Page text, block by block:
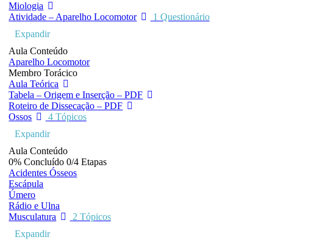
Miologia
Atividade – Aparelho Locomotor
1 Questionário
Expandir
Aula Conteúdo
Aparelho Locomotor
Membro Torácico
Aula Teórica
Tabela – Origem e Inserção – PDF
Roteiro de Dissecação – PDF
Ossos
4 Tópicos
Expandir
Aula Conteúdo
0% Concluído0/4 Etapas
Acidentes Ósseos
Escápula
Úmero
Rádio e Ulna
Musculatura
2 Tópicos
Expandir